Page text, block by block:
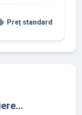
Preț standard